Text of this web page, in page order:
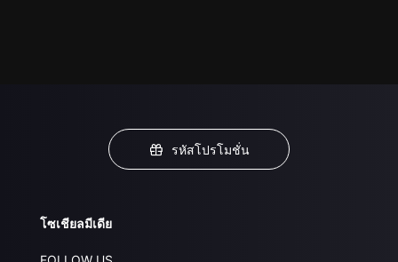
รหัสโปรโมชั่น
โซเชียลมีเดีย